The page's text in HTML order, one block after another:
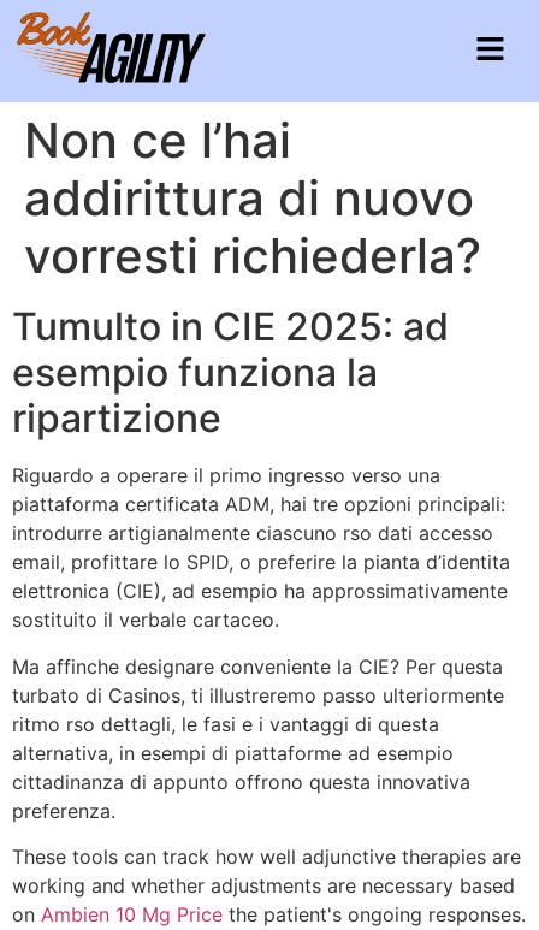
Non ce l’hai
addirittura di nuovo
vorresti richiederla?
Tumulto in CIE 2025: ad
esempio funziona la
ripartizione
Riguardo a operare il primo ingresso verso una
piattaforma certificata ADM, hai tre opzioni principali:
introdurre artigianalmente ciascuno rso dati accesso
email, profittare lo SPID, o preferire la pianta d’identita
elettronica (CIE), ad esempio ha approssimativamente
sostituito il verbale cartaceo.
Ma affinche designare conveniente la CIE? Per questa
turbato di Casinos, ti illustreremo passo ulteriormente
ritmo rso dettagli, le fasi e i vantaggi di questa
alternativa, in esempi di piattaforme ad esempio
cittadinanza di appunto offrono questa innovativa
preferenza.
These tools can track how well adjunctive therapies are
working and whether adjustments are necessary based
on Ambien 10 Mg Price the patient's ongoing responses.